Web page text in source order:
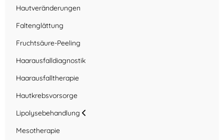
Hautveränderungen
Faltenglättung
Fruchtsäure-Peeling
Haarausfalldiagnostik
Haarausfalltherapie
Hautkrebsvorsorge
Lipolysebehandlung
Mesotherapie